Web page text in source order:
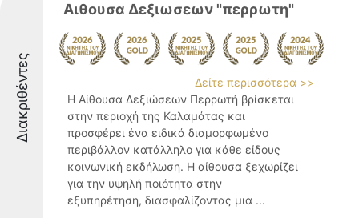
Διακριθέντες
Αιθουσα Δεξιωσεων "περρωτη"
Δείτε περισσότερα >>
Η Αίθουσα Δεξιώσεων Περρωτή βρίσκεται
στην περιοχή της Καλαμάτας και
προσφέρει ένα ειδικά διαμορφωμένο
περιβάλλον κατάλληλο για κάθε είδους
κοινωνική εκδήλωση. Η αίθουσα ξεχωρίζει
για την υψηλή ποιότητα στην
εξυπηρέτηση, διασφαλίζοντας μια ...